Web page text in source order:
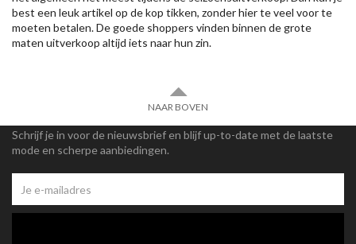
best een leuk artikel op de kop tikken, zonder hier te veel voor te
moeten betalen. De goede shoppers vinden binnen de grote
maten uitverkoop altijd iets naar hun zin.
NAAR BOVEN
Schrijf je in voor de nieuwsbrief en blijf up-to-date met de laatste
mode en scherpe aanbiedingen.